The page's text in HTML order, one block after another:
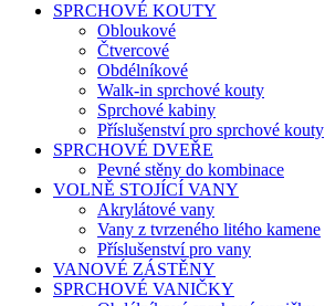
SPRCHOVÉ KOUTY
Obloukové
Čtvercové
Obdélníkové
Walk-in sprchové kouty
Sprchové kabiny
Příslušenství pro sprchové kouty
SPRCHOVÉ DVEŘE
Pevné stěny do kombinace
VOLNĚ STOJÍCÍ VANY
Akrylátové vany
Vany z tvrzeného litého kamene
Příslušenství pro vany
VANOVÉ ZÁSTĚNY
SPRCHOVÉ VANIČKY